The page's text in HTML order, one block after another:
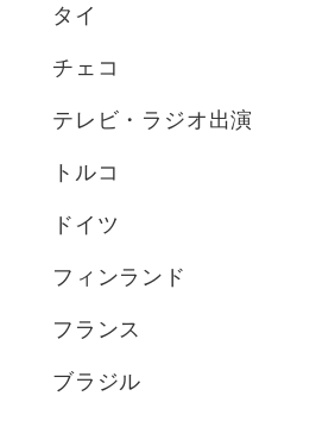
タイ
チェコ
テレビ・ラジオ出演
トルコ
ドイツ
フィンランド
フランス
ブラジル